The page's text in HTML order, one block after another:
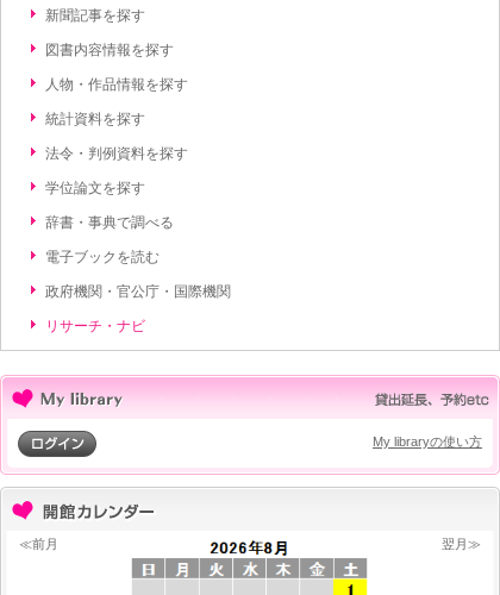
新聞記事を探す
図書内容情報を探す
人物・作品情報を探す
統計資料を探す
法令・判例資料を探す
学位論文を探す
辞書・事典で調べる
電子ブックを読む
政府機関・官公庁・国際機関
リサーチ・ナビ
My libraryの使い方
≪前月 翌月≫